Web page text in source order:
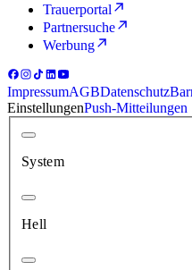
Trauerportal
Partnersuche
Werbung
ImpressumAGBDatenschutz
EinstellungenPush-Mitteilungen
System
Hell